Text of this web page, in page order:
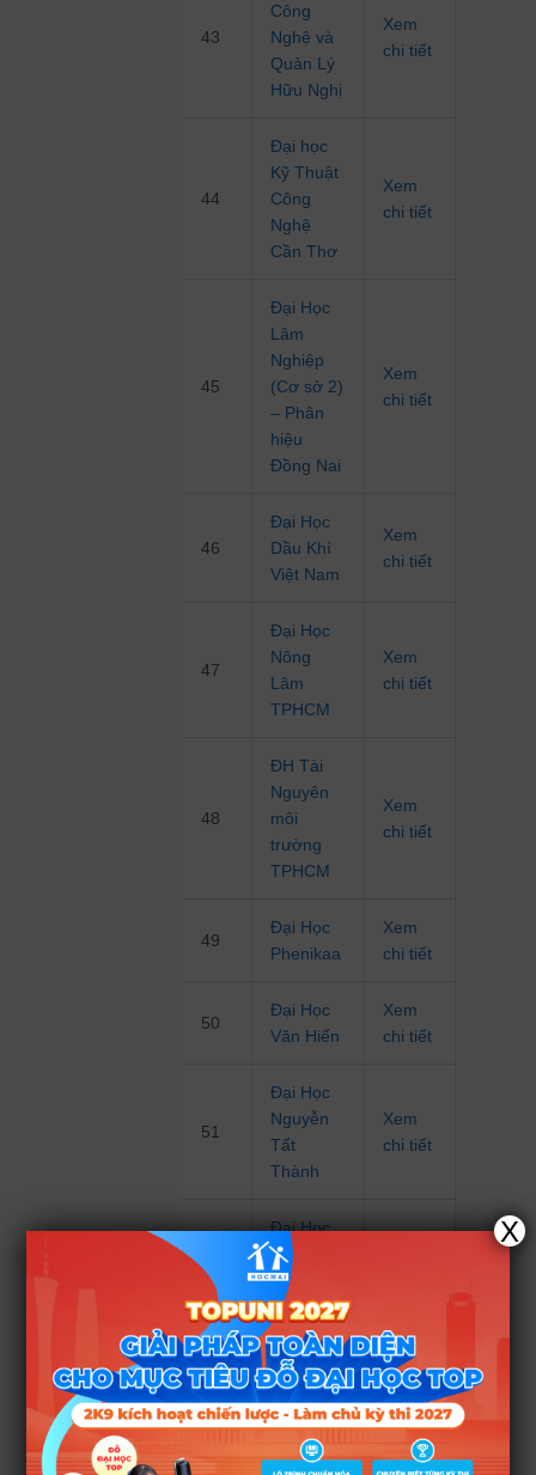
43
Công
Nghệ và
Quản Lý
Hữu Nghị
Xem
chi tiết
44
Đại học
Kỹ Thuật
Công
Nghệ
Cần Thơ
Xem
chi tiết
45
Đại Học
Lâm
Nghiệp
(Cơ sở 2)
– Phân
hiệu
Đồng Nai
Xem
chi tiết
46
Đại Học
Dầu Khí
Việt Nam
Xem
chi tiết
47
Đại Học
Nông
Lâm
TPHCM
Xem
chi tiết
48
ĐH Tài
Nguyên
môi
trường
TPHCM
Xem
chi tiết
49
Đại Học
Phenikaa
Xem
chi tiết
50
Đại Học
Văn Hiến
Xem
chi tiết
51
Đại Học
Nguyễn
Tất
Thành
Xem
chi tiết
Đại Học
Dược Hà
Nội
53
Đại Học
Kinh Tế
Kỹ Thuật
Công
Nghiệp
Xem
chi tiết
X